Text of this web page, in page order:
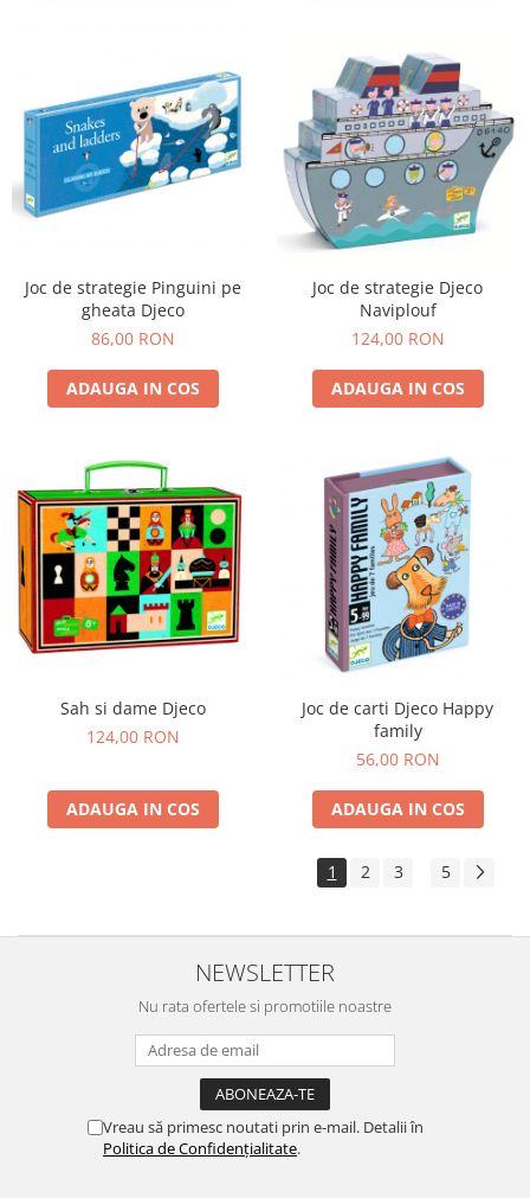
Joc de strategie Pinguini pe
gheata Djeco
86,00 RON
ADAUGA IN COS
Joc de strategie Djeco
Naviplouf
124,00 RON
ADAUGA IN COS
Sah si dame Djeco
124,00 RON
ADAUGA IN COS
Joc de carti Djeco Happy
family
56,00 RON
ADAUGA IN COS
1 2 3 5
NEWSLETTER
Nu rata ofertele si promotiile noastre
Vreau să primesc noutati prin e-mail. Detalii în
Politica de Confidențialitate.